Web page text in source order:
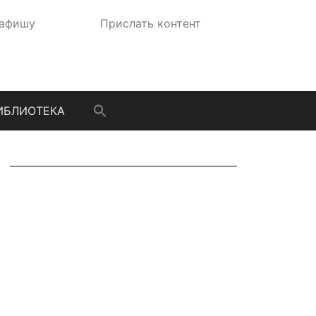
Прислать контент